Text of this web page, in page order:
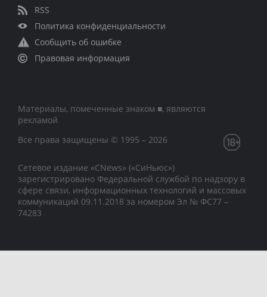
RSS
Политика конфиденциальности
Сообщить об ошибке
Правовая информация
Материалы, помеченные знаком ■, являются
рекламой
Все права защищены © 1995 – 2026
Сетевое издание «CNews» («СиНьюс»)
зарегистрировано Федеральной службой по надзору в
сфере связи, информационных технологий и массовых
коммуникаций 09.11.2018 за номером Эл № ФС77 –
74283